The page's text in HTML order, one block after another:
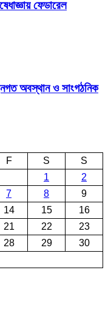
ফেডারেল
অবস্থান ও সাংগঠনিক
F S
S
1
2
7 8
9
14 15
16
21 22
23
28 29
30